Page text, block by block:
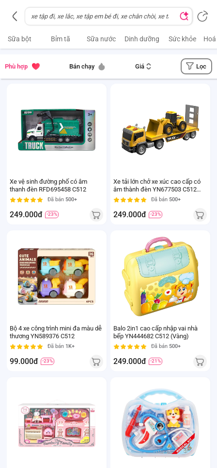
Sữa bột Bỉm tã Sữa nước Dinh dưỡng Sức khỏe
Phù hợp Bán chạy Giá Lọc
Xe vệ sinh đường phố có âm
thanh đèn RFD695458 C512
Đã bán 500+
249.000đ -23%
Xe tải lớn chở xe xúc cao cấp có
âm thành đèn YN677503 C512
(Vàng)
Đã bán 500+
249.000đ -23%
Bộ 4 xe công trình mini đa màu dễ
thương YN589376 C512
Đã bán 1K+
99.000đ -23%
Balo 2in1 cao cấp nhập vai nhà
bếp YN444682 C512 (Vàng)
Đã bán 500+
249.000đ -21%